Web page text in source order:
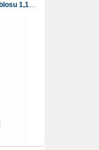
Datalı Type-C Klipsli, Işıklı Şarj Kablosu 1,15 Cm Kılıfsız